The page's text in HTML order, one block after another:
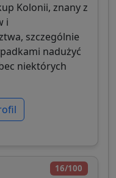
Kolonii, znany z
i
szczególnie
nadużyć
niektórych
16/100